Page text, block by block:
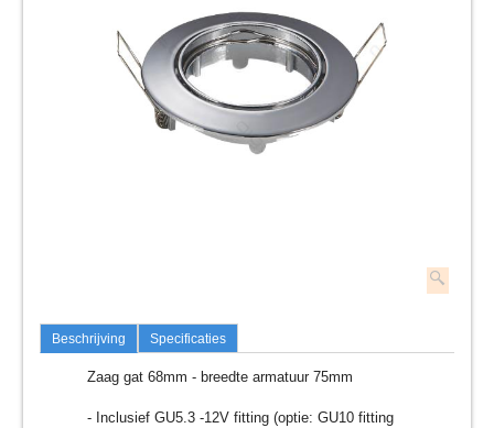
Beschrijving Specificaties
Zaag gat 68mm - breedte armatuur 75mm
- Inclusief GU5.3 -12V fitting (optie: GU10 fitting